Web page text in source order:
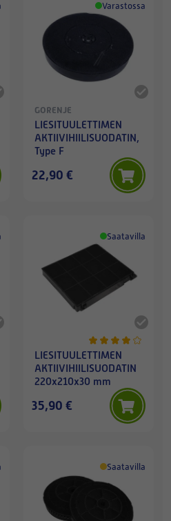
Varastossa
GORENJE
LIESITUULETTIMEN
AKTIIVIHIILISUODATIN,
Type F
22,90 €
Saatavilla
LIESITUULETTIMEN
AKTIIVIHIILISUODATIN
220x210x30 mm
35,90 €
Saatavilla